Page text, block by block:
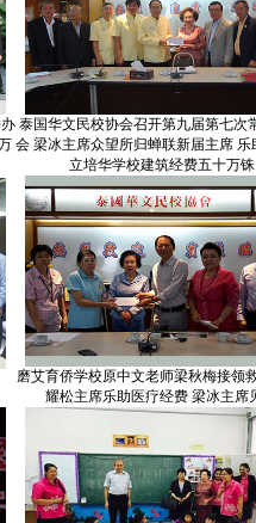
泰国华文民校协会召开第九届第七次
会 梁冰主席众望所归蝉联新届主席 乐
立培华学校建筑经费五十万铢
磨艾育侨学校原中文老师梁秋梅接领
耀松主席乐助医疗经费 梁冰主席